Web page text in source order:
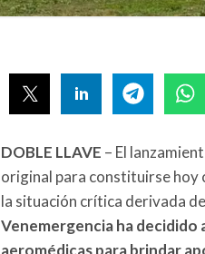
DOBLE LLAVE – El
original para constituirse hoy
la situación crítica derivada
Venemergencia ha decidido
aeromédicas para brindar